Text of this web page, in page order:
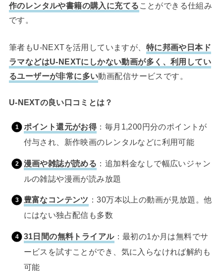
作のレンタルや書籍の購入に充てる ことができる仕組み
です。
筆者もU-NEXTを活用していますが、 特に邦画や日本ド
ラマなどはU-NEXTにしかない動画が多く、利用してい
るユーザーが非常に多い動画配信サービスです。
U-NEXTの良い口コミとは？
ポイント還元がお得：毎月1,200円分のポイントが
付与され、新作映画のレンタルなどに利用可能
漫画や雑誌が読める ：追加料金なしで幅広いジャン
ルの雑誌や漫画が読み放題
豊富なコンテンツ ：30万本以上の動画が見放題。他
にはない独占配信も多数
31日間の無料トライアル：最初の1か月は無料でサ
ービスを試すことができ、気に入らなければ解約も
可能